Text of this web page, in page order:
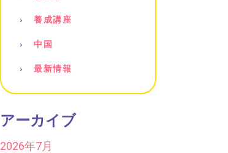
養成講座
中国
最新情報
アーカイブ
2026年7月